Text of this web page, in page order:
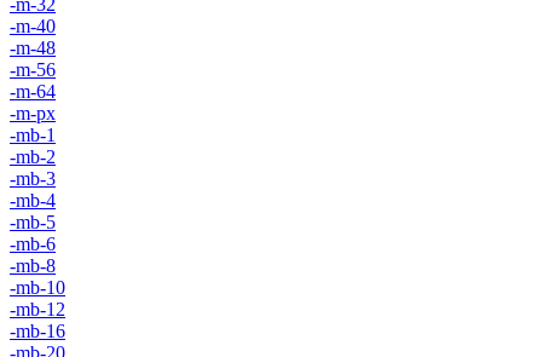
-m-40
-m-48
-m-56
-m-64
-m-px
-mb-1
-mb-2
-mb-3
-mb-4
-mb-5
-mb-6
-mb-8
-mb-10
-mb-12
-mb-16
-mb-20